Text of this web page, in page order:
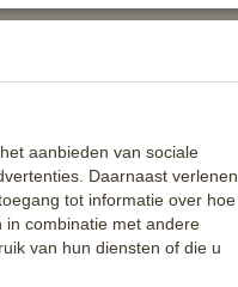
aanbieden van sociale
Daarnaast verlenen
tot informatie over hoe
in combinatie met andere
van hun diensten of die u